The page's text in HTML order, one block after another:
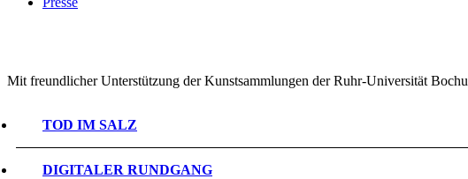
Mit freundlicher Unterstützung der Kunstsammlungen der Ruhr-Universität
TOD IM SALZ
DIGITALER RUNDGANG